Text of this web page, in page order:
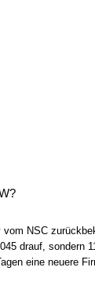
vom NSC
drauf, sondern
eine neuere